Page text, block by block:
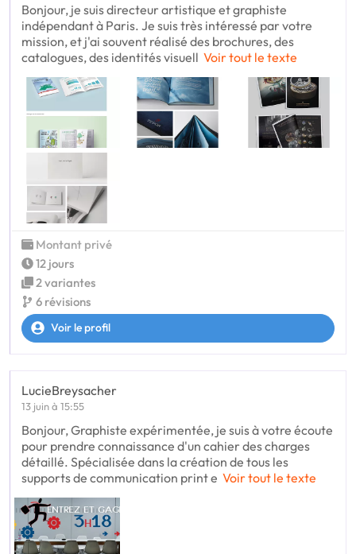
Bonjour, je suis directeur artistique et graphiste
indépendant à Paris. Je suis très intéressé par votre
mission, et j'ai souvent réalisé des brochures, des
catalogues, des identités visuell Voir tout le texte
Montant privé
12 jours
2 variantes
6 révisions
Voir le profil
LucieBreysacher
13 juin à 15:55
Bonjour, Graphiste expérimentée, je suis à votre écoute
pour prendre connaissance d'un cahier des charges
détaillé. Spécialisée dans la création de tous les
supports de communication print e Voir tout le texte